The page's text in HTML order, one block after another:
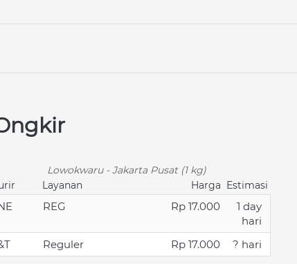
Lowokwaru - Jakarta Pusat (1 kg)
Layanan Harga Estimasi
REG Rp 17.000
1 day
hari
Reguler Rp 17.000 ? hari